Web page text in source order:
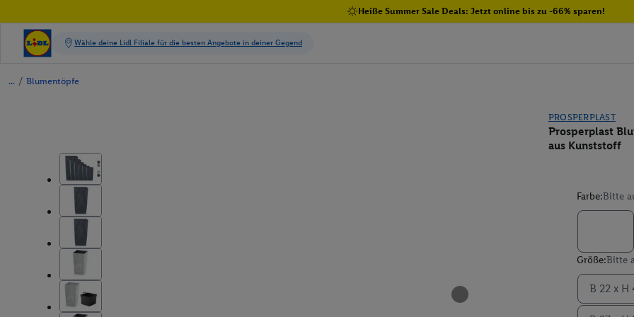
Heiße Summer Sale Deals: Jetzt online bis zu -66% sparen!
/ Blumentöpfe
PROSPERPLAST
Prosperplast
aus Kunststoff
Farbe:Bitte
Größe:Bitte
B 22 x H